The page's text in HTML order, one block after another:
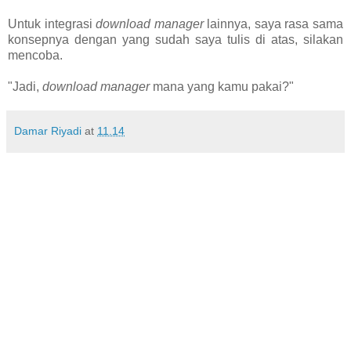
Untuk integrasidownload managerlainnya, saya rasa sama
konsepnya dengan yang sudah saya tulis di atas, silakan
mencoba.
"Jadi, download managermana yang kamu pakai?"
Damar Riyadi at 11.14